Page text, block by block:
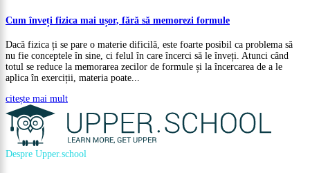
Cum înveți fizica mai ușor, fără să memorezi formule
Dacă fizica ți se pare o materie dificilă, este foarte posibil ca problema să
nu fie conceptele în sine, ci felul în care încerci să le înveți. Atunci când
totul se reduce la memorarea zecilor de formule și la încercarea de a le
aplica în exerciții, materia poate...
citește mai mult
Despre Upper.school